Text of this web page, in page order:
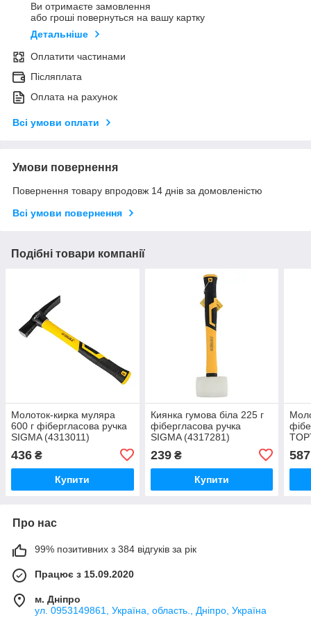
Ви отримаєте замовлення
або гроші повернуться на вашу картку
Детальніше
Оплатити частинами
Післяплата
Оплата на рахунок
Всі умови оплати
Умови повернення
Повернення товару впродовж 14 днів за домовленістю
Всі умови повернення
Подібні товари компанії
Молоток-кирка муляра
600 г фібергласова ручка
SIGMA (4313011)
436 ₴
Купити
Киянка гумова біла 225 г
фібергласова ручка
SIGMA (4317281)
239₴
Купити
587
Про нас
99% позитивних з 384 відгуків за рік
Працює з 15.09.2020
м. Дніпро
ул. 0953149861, Україна, область., Дніпро, Україна